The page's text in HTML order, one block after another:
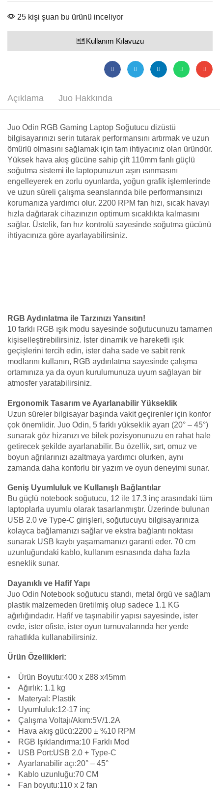
25 kişi şuan bu ürünü inceliyor
Kullanım Kılavuzu
Açıklama Juo Hakkında
Juo Odin RGB Gaming Laptop Soğutucu dizüstü
bilgisayarınızı serin tutarak performansını artırmak ve uzun
ömürlü olmasını sağlamak için tam ihtiyacınız olan üründür.
Yüksek hava akış gücüne sahip çift 110mm fanlı güçlü
soğutma sistemi ile laptopunuzun aşırı ısınmasını
engelleyerek en zorlu oyunlarda, yoğun grafik işlemlerinde
ve uzun süreli çalışma seanslarında bile performansınızı
korumanıza yardımcı olur. 2200 RPM fan hızı, sıcak havayı
hızla dağıtarak cihazınızın optimum sıcaklıkta kalmasını
sağlar. Üstelik, fan hız kontrolü sayesinde soğutma gücünü
ihtiyacınıza göre ayarlayabilirsiniz.
RGB Aydınlatma ile Tarzınızı Yansıtın!
10 farklı RGB ışık modu sayesinde soğutucunuzu tamamen
kişiselleştirebilirsiniz. İster dinamik ve hareketli ışık
geçişlerini tercih edin, ister daha sade ve sabit renk
modlarını kullanın, RGB aydınlatma sayesinde çalışma
ortamınıza ya da oyun kurulumunuza uyum sağlayan bir
atmosfer yaratabilirsiniz.
Ergonomik Tasarım ve Ayarlanabilir Yükseklik
Uzun süreler bilgisayar başında vakit geçirenler için konfor
çok önemlidir. Juo Odin, 5 farklı yükseklik ayarı (20° – 45°)
sunarak göz hizanızı ve bilek pozisyonunuzu en rahat hale
getirecek şekilde ayarlanabilir. Bu özellik, sırt, omuz ve
boyun ağrılarınızı azaltmaya yardımcı olurken, aynı
zamanda daha konforlu bir yazım ve oyun deneyimi sunar.
Geniş Uyumluluk ve Kullanışlı Bağlantılar
Bu güçlü notebook soğutucu, 12 ile 17.3 inç arasındaki tüm
laptoplarla uyumlu olarak tasarlanmıştır. Üzerinde bulunan
USB 2.0 ve Type-C girişleri, soğutucuyu bilgisayarınıza
kolayca bağlamanızı sağlar ve ekstra bağlantı noktası
sunarak USB kaybı yaşamamanızı garanti eder. 70 cm
uzunluğundaki kablo, kullanım esnasında daha fazla
esneklik sunar.
Dayanıklı ve Hafif Yapı
Juo Odin Notebook soğutucu standı, metal örgü ve sağlam
plastik malzemeden üretilmiş olup sadece 1.1 KG
ağırlığındadır. Hafif ve taşınabilir yapısı sayesinde, ister
evde, ister ofiste, ister oyun turnuvalarında her yerde
rahatlıkla kullanabilirsiniz.
Ürün Özellikleri:
• Ürün Boyutu:400 x 288 x45mm
• Ağırlık: 1.1 kg
• Materyal: Plastik
• Uyumluluk:12-17 inç
• Çalışma Voltajı/Akım:5V/1.2A
• Hava akış gücü:2200 ± %10 RPM
• RGB Işıklandırma:10 Farklı Mod
• USB Port:USB 2.0 + Type-C
• Ayarlanabilir açı:20° – 45°
• Kablo uzunluğu:70 CM
• Fan boyutu:110 x 2 fan